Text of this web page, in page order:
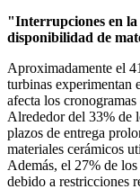
"Interrupciones en la
disponibilidad de
Aproximadamente el
turbinas experimentan
afecta los
Alrededor del 33% de
plazos de entrega
materiales cerámicos
Además, el 27% de
debido a restricciones